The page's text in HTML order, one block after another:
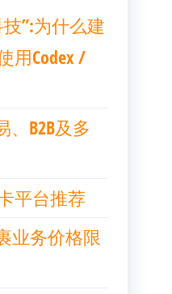
”:为什么建
用Codex /
、B2B及多
平台推荐
业务价格限